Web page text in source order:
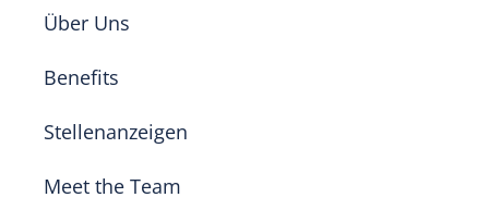
Über Uns
Benefits
Stellenanzeigen
Meet the Team